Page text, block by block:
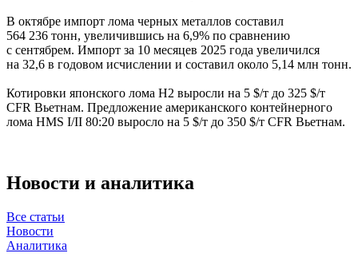
В октябре импорт лома черных металлов составил
564 236 тонн, увеличившись на 6,9% по сравнению
с сентябрем. Импорт за 10 месяцев 2025 года увеличился
на 32,6 в годовом исчислении и составил около 5,14 млн тонн.
Котировки японского лома H2 выросли на 5 $/т до 325 $/т
CFR Вьетнам. Предложение американского контейнерного
лома HMS I/II 80:20 выросло на 5 $/т до 350 $/т CFR Вьетнам.
Новости и аналитика
Все статьи
Новости
Аналитика